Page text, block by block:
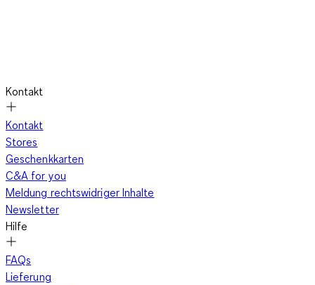
Kontakt
Kontakt
Stores
Geschenkkarten
C&A for you
Meldung rechtswidriger Inhalte
Newsletter
Hilfe
FAQs
Lieferung